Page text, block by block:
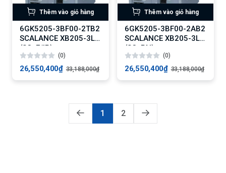
Thêm vào giỏ hàng
6GK5205-3BF00-2TB2
SCALANCE XB205-3LD
(SC, E/IP)
(0)
26,550,400₫ 33,188,000₫
Thêm vào giỏ hàng
6GK5205-3BF00-2AB2
SCALANCE XB205-3LD
(SC, PN)
(0)
26,550,400₫ 33,188,000₫
1 2